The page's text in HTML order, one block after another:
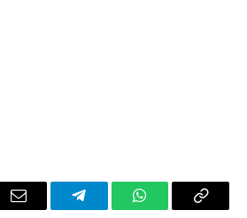
Email TelegramWhatsAppCopy